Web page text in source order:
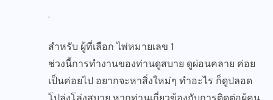
.
สำหรับ ผู้ที่เลือก ไพ่หมายเลข 1
ช่วงนี้การทำงานของท่านดูสบาย ดูผ่อนคลาย ค่อย
เป็นค่อยไป อยากจะหาสิ่งใหม่ๆ ทำอะไร ก็ดูปลอด